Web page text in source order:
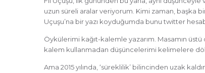
uzun süreli aralar veriyorum. Kimi zaman, başka
Uçuşu’na bir yazı koyduğumda bunu twitter
Öykülerimi kağıt-kalemle yazarım. Masamın
kalem kullanmadan düşüncelerimi kelimelere
Ama 2015 yılında, ‘süreklilik’ bilincinden uzak